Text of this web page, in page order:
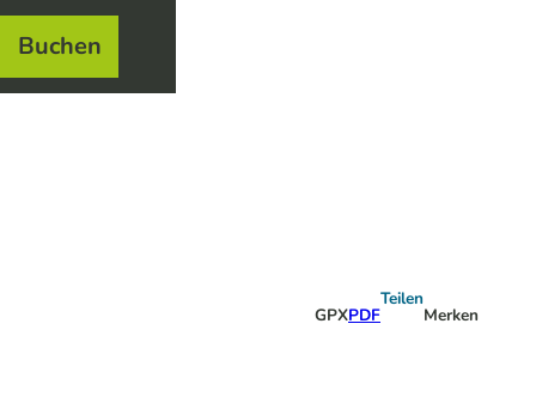
Buchen
GPXPDF
Teilen
Merken